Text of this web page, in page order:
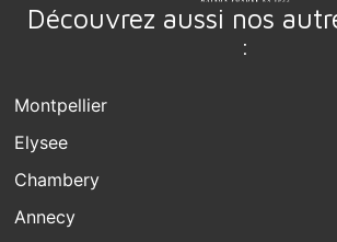
Découvrez aussi nos
:
Montpellier
Elysee
Chambery
Annecy